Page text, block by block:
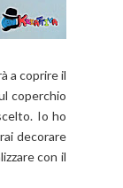
a coprire il
coperchio
Io ho
decorare
con il